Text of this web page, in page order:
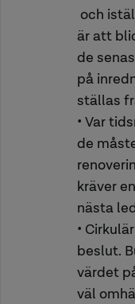
och
är att
de
på
ställas
• Var
de
kräver
nästa
•
beslut.
värdet
väl